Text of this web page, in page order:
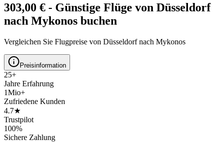
303,00 € - Günstige Flüge von Düsseldorf
nach Mykonos buchen
Vergleichen Sie Flugpreise von Düsseldorf nach Mykonos
Preisinformation
25+
Jahre Erfahrung
1Mio+
Zufriedene Kunden
4.7★
Trustpilot
100%
Sichere Zahlung